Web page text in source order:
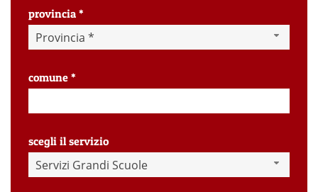
provincia *
Provincia *
comune *
scegli il servizio
Servizi Grandi Scuole